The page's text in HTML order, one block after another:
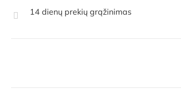
14 dienų prekių grąžinimas